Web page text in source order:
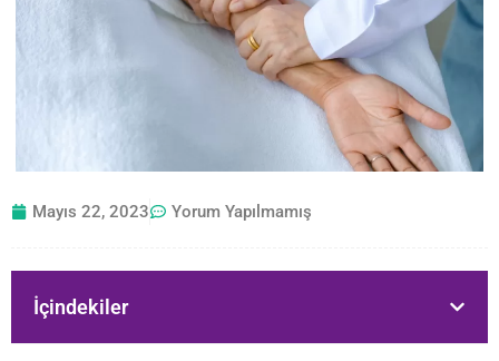
Mayıs 22, 2023 Yorum Yapılmamış
İçindekiler